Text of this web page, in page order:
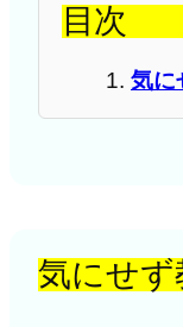
目次
気に
気にせ